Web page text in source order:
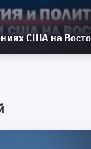
США на